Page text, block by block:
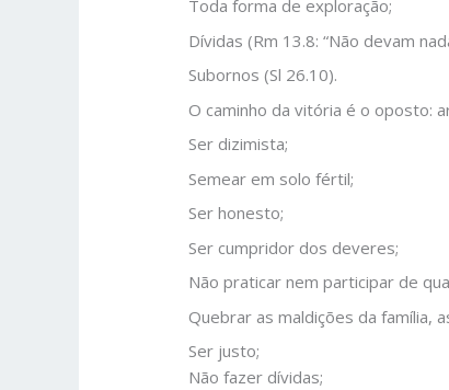
Toda forma de exploração;
Dívidas (Rm 13.8: “Não devam
Subornos (Sl 26.10).
O caminho da vitória é o oposto:
Ser dizimista;
Semear em solo fértil;
Ser honesto;
Ser cumpridor dos deveres;
Não praticar nem participar de
Quebrar as maldições da família,
Ser justo;
Não fazer dívidas;